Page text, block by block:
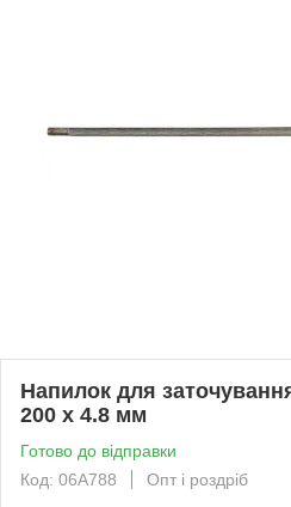
Напилок для
200 х 4.8 мм
Готово до відправки
Код: 06A788
Опт і роздріб